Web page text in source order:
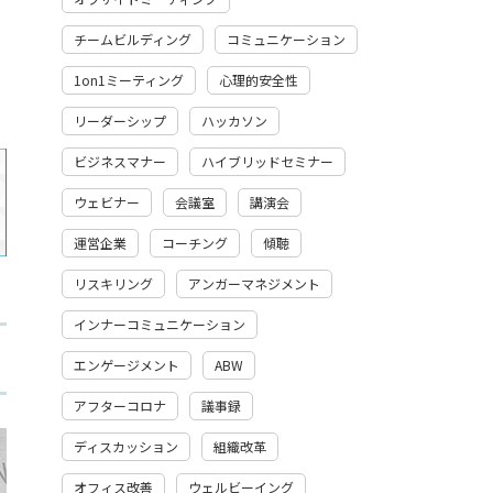
チームビルディング コミュニケーション
1on1ミーティング 心理的安全性
リーダーシップ ハッカソン
ビジネスマナー ハイブリッドセミナー
ウェビナー 会議室 講演会
運営企業 コーチング 傾聴
リスキリング アンガーマネジメント
インナーコミュニケーション
エンゲージメント ABW
アフターコロナ 議事録
ディスカッション 組織改革
オフィス改善 ウェルビーイング